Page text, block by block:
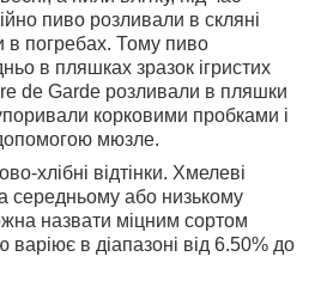
пиво розливали в скляні
в погребах. Тому пиво
в пляшках зразок ігристих
de Garde розливали в пляшки
корковими пробками і
мюзле.
хлібні відтінки. Хмелеві
середньому або низькому
назвати міцним сортом
варіює в діапазоні від 6.50% до